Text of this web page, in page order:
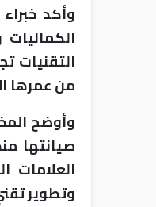
وأكد
التقنيات
من عمرها
وأوضح
صيانتها
العلامات
وتطوير